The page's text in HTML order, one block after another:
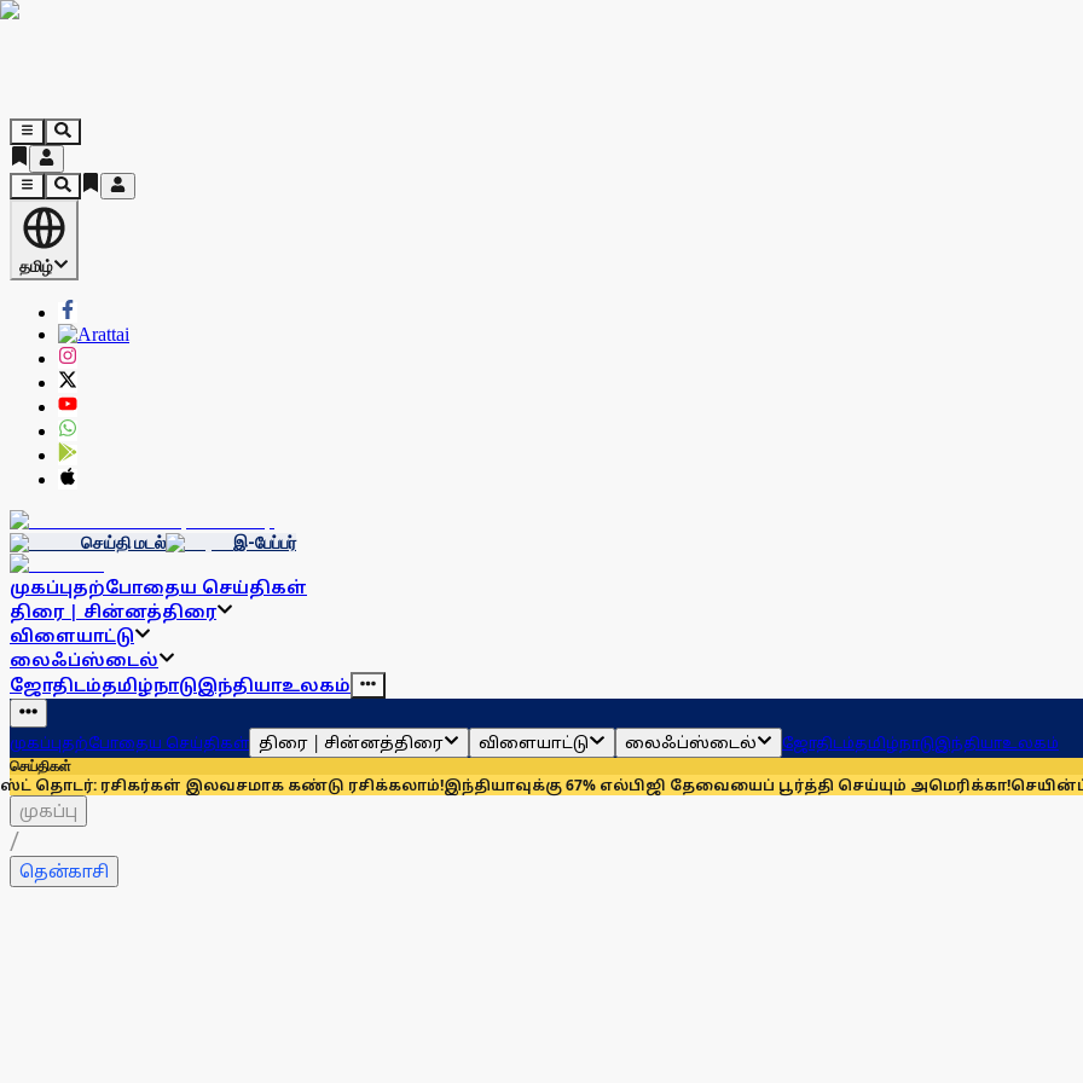
தமிழ்
செய்தி மடல் இ-பேப்பர்
முகப்புதற்போதைய செய்திகள்
திரை | சின்னத்திரை
விளையாட்டு
லைஃப்ஸ்டைல்
ஜோதிடம்தமிழ்நாடுஇந்தியாஉலகம்
முகப்புதற்போதைய செய்திகள் திரை | சின்னத்திரை விளையாட்டு லைஃப்ஸ்டைல் ஜோதிடம்தமிழ்நாடுஇந்தியாஉலகம்
செய்திகள்
இலவசமாக கண்டு ரசிக்கலாம்!இந்தியாவுக்கு 67% எல்பிஜி தேவையைப் பூர்த்தி செய்யும் அமெரிக்கா!செயின்ட் லூயிஸ்
முகப்பு
/
தென்காசி